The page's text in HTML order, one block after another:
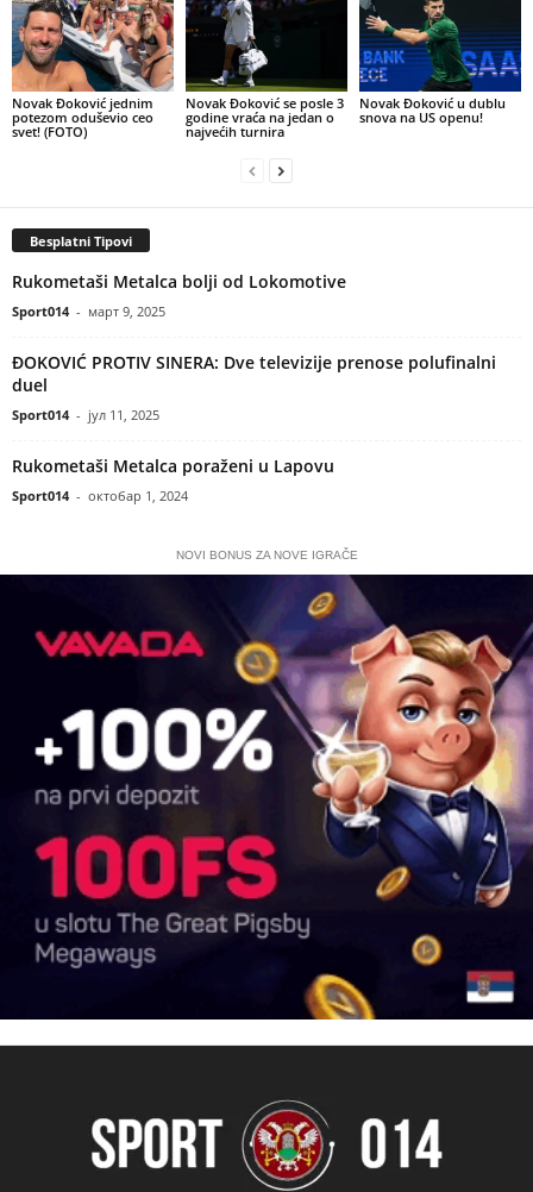
Novak Đoković jednim
potezom oduševio ceo
svet! (FOTO)
Novak Đoković se posle 3
godine vraća na jedan o
najvećih turnira
Novak Đoković u dublu
snova na US openu!
Besplatni Tipovi
Rukometaši Metalca bolji od Lokomotive
Sport014 - март 9, 2025
ĐOKOVIĆ PROTIV SINERA: Dve televizije prenose polufinalni
duel
Sport014 - јул 11, 2025
Rukometaši Metalca poraženi u Lapovu
Sport014 - октобар 1, 2024
NOVI BONUS ZA NOVE IGRAČE